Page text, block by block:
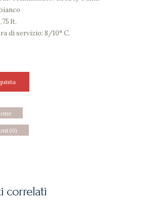
lt.
di servizio: 8/10° C.
(0)
correlati